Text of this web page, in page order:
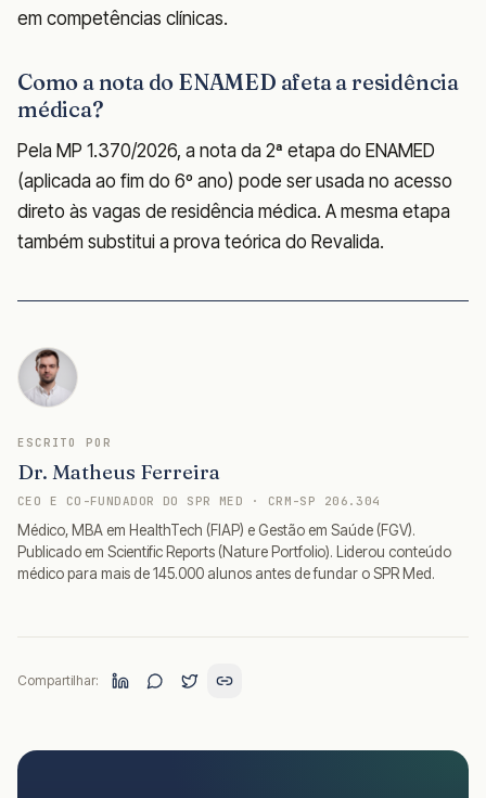
em competências clínicas.
Como a nota do ENAMED afeta a residência
médica?
Pela MP 1.370/2026, a nota da 2ª etapa do ENAMED
(aplicada ao fim do 6º ano) pode ser usada no acesso
direto às vagas de residência médica. A mesma etapa
também substitui a prova teórica do Revalida.
ESCRITO POR
Dr. Matheus Ferreira
CEO E CO-FUNDADOR DO SPR MED · CRM-SP 206.304
Médico, MBA em HealthTech (FIAP) e Gestão em Saúde (FGV).
Publicado em Scientific Reports (Nature Portfolio). Liderou conteúdo
médico para mais de 145.000 alunos antes de fundar o SPR Med.
Compartilhar: